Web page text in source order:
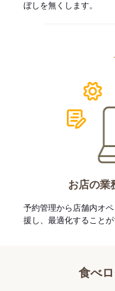
ぼしを無くします。
お店の業
予約管理から店舗内オ
援し、最適化することが
食べ